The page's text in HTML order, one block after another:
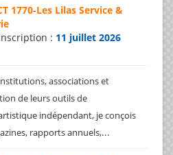
1770-Les Lilas Service &
: 11 juillet 2026
associations et
de leurs outils de
indépendant, je conçois
rapports annuels,...